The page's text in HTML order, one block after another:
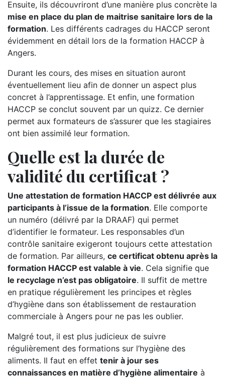
Ensuite, ils découvriront d’une manière plus concrète la
mise en place du plan de maitrise sanitaire lors de la
formation. Les différents cadrages du HACCP seront
évidemment en détail lors de la formation HACCP à
Angers.
Durant les cours, des mises en situation auront
éventuellement lieu afin de donner un aspect plus
concret à l’apprentissage. Et enfin, une formation
HACCP se conclut souvent par un quizz. Ce dernier
permet aux formateurs de s’assurer que les stagiaires
ont bien assimilé leur formation.
Quelle est la durée de
validité du certificat ?
Une attestation de formation HACCP est délivrée aux
participants à l’issue de la formation. Elle comporte
un numéro (délivré par la DRAAF) qui permet
d’identifier le formateur. Les responsables d’un
contrôle sanitaire exigeront toujours cette attestation
de formation. Par ailleurs, ce certificat obtenu après la
formation HACCP est valable à vie. Cela signifie que
le recyclage n’est pas obligatoire. Il suffit de mettre
en pratique régulièrement les principes et règles
d’hygiène dans son établissement de restauration
commerciale à Angers pour ne pas les oublier.
Malgré tout, il est plus judicieux de suivre
régulièrement des formations sur l’hygiène des
aliments. Il faut en effet tenir à jour ses
connaissances en matière d’hygiène alimentaire à